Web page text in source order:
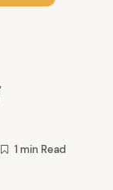
1 min Read